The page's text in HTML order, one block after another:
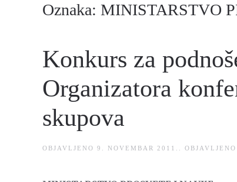
Oznaka: MINISTARSTVO
Konkurs za
Organizatora
skupova
OBJAVLJENO 9. NOVEMBAR 2011. .